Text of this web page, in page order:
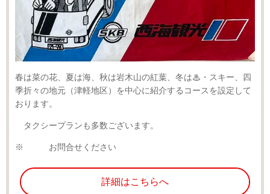
春は菜の花、夏は海、秋は岩木山の紅葉、冬は♨・スキー、四
季折々の地元（津軽地区）を中心に紹介するコースを設定して
おります。
タクシープランも多数ございます。
※ お問合せください
詳細はこちらへ